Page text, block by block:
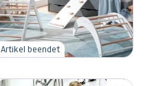
Artikel beendet